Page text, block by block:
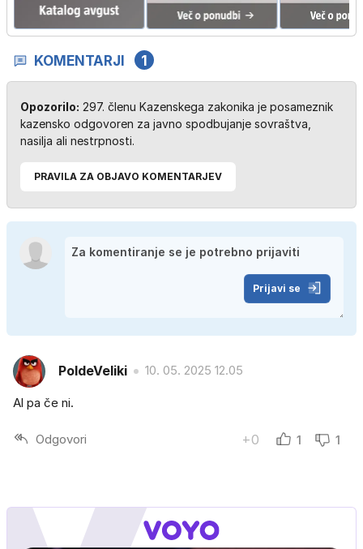
KOMENTARJI 1
Opozorilo: 297. členu Kazenskega zakonika je posameznik
kazensko odgovoren za javno spodbujanje sovraštva,
nasilja ali nestrpnosti.
PRAVILA ZA OBJAVO KOMENTARJEV
Prijavi se
PoldeVeliki 10. 05. 2025 12.05
Al pa če ni.
Odgovori +0 1 1